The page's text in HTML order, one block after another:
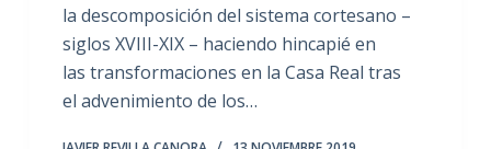
la descomposición del sistema cortesano –
siglos XVIII-XIX – haciendo hincapié en
las transformaciones en la Casa Real tras
el advenimiento de los…